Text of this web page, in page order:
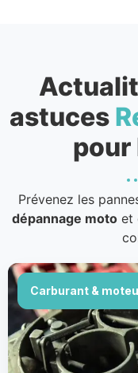
astuces
pour
Prévenez les
dépannage motoet
Carburant &